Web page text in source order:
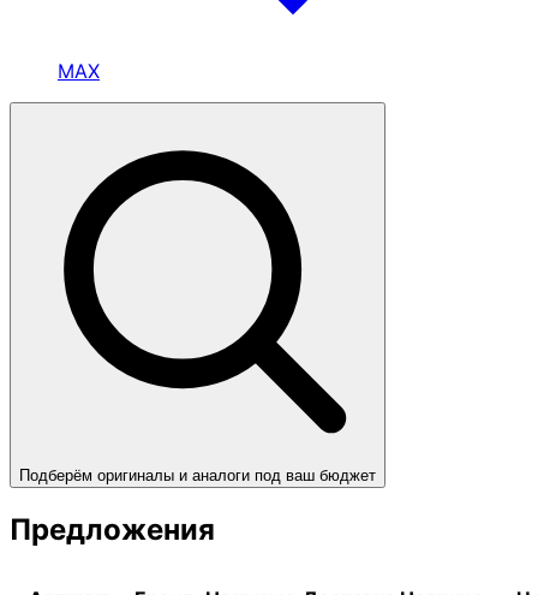
MAX
Подберём оригиналы и аналоги под ваш бюджет
Предложения